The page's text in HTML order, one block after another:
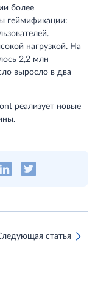
более
геймификации:
нагрузкой. На
2,2 млн
выросло в два
реализует новые
статья